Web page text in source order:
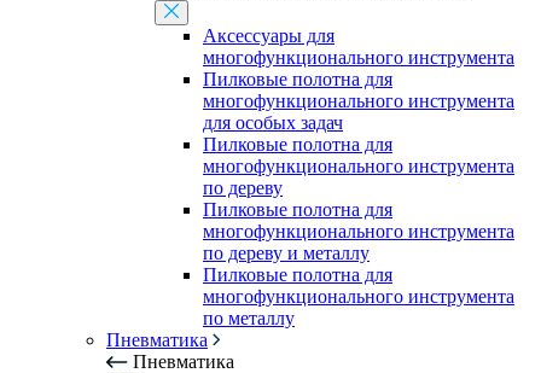
Аксессуары для
многофункционального инструмента
Пилковые полотна для
многофункционального инструмента
для особых задач
Пилковые полотна для
многофункционального инструмента
по дереву
Пилковые полотна для
многофункционального инструмента
по дереву и металлу
Пилковые полотна для
многофункционального инструмента
по металлу
Пневматика
Пневматика